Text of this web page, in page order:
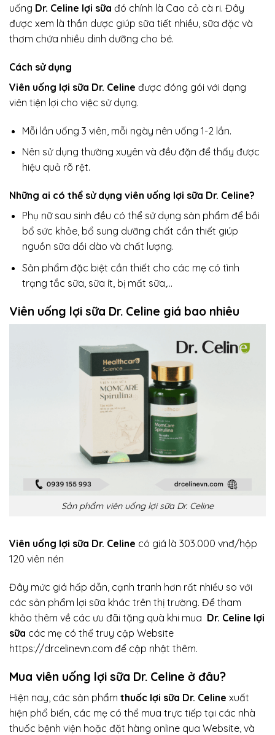
uống Dr. Celine lợi sữa đó chính là Cao cỏ cà ri. Đây
được xem là thần dược giúp sữa tiết nhiều, sữa đặc và
thơm chứa nhiều dinh dưỡng cho bé.
Cách sử dụng
Viên uống lợi sữa Dr. Celine được đóng gói với dạng
viên tiện lợi cho việc sử dụng.
Mỗi lần uống 3 viên, mỗi ngày nên uống 1-2 lần.
Nên sử dụng thường xuyên và đều đặn để thấy được
hiệu quả rõ rệt.
Những ai có thể sử dụng viên uống lợi sữa Dr. Celine?
Phụ nữ sau sinh đều có thể sử dụng sản phẩm để bồi
bổ sức khỏe, bổ sung dưỡng chất cần thiết giúp
nguồn sữa dồi dào và chất lượng.
Sản phẩm đặc biệt cần thiết cho các mẹ có tình
trạng tắc sữa, sữa ít, bị mất sữa,…
Viên uống lợi sữa Dr. Celine giá bao nhiêu
Sản phẩm viên uống lợi sữa Dr. Celine
Viên uống lợi sữa Dr. Celine có giá là 303.000 vnđ/hộp
120 viên nén
Đây mức giá hấp dẫn, cạnh tranh hơn rất nhiều so với
các sản phẩm lợi sữa khác trên thị trường. Để tham
khảo thêm về các ưu đãi tặng quà khi mua Dr. Celine lợi
sữa các mẹ có thể truy cập Website
https://drcelinevn.com để cập nhật thêm.
Mua viên uống lợi sữa Dr. Celine ở đâu?
Hiện nay, các sản phẩm thuốc lợi sữa Dr. Celine xuất
hiện phổ biến, các mẹ có thể mua trực tiếp tại các nhà
thuốc bệnh viện hoặc đặt hàng online qua Website, và